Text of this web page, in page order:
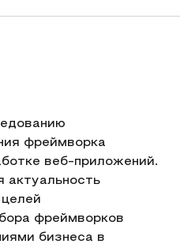
фреймворка
веб-приложений.
актуальность
фреймворков
бизнеса в